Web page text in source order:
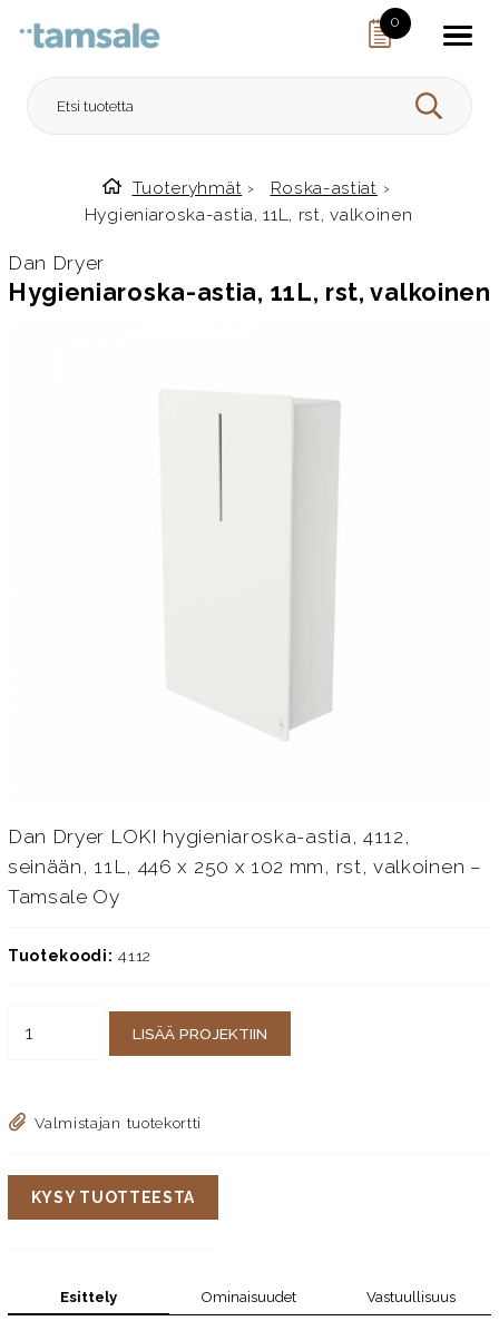
0
HAE
Etusivulle
Tuoteryhmät › Roska-astiat ›
Hygieniaroska-astia, 11L, rst, valkoinen
Dan Dryer
Hygieniaroska-astia, 11L, rst, valkoinen
Dan Dryer LOKI hygieniaroska-astia, 4112,
seinään, 11L, 446 x 250 x 102 mm, rst, valkoinen –
Tamsale Oy
Tuotekoodi: 4112
LISÄÄ PROJEKTIIN
Valmistajan tuotekortti
KYSY TUOTTEESTA
Esittely Ominaisuudet Vastuullisuus